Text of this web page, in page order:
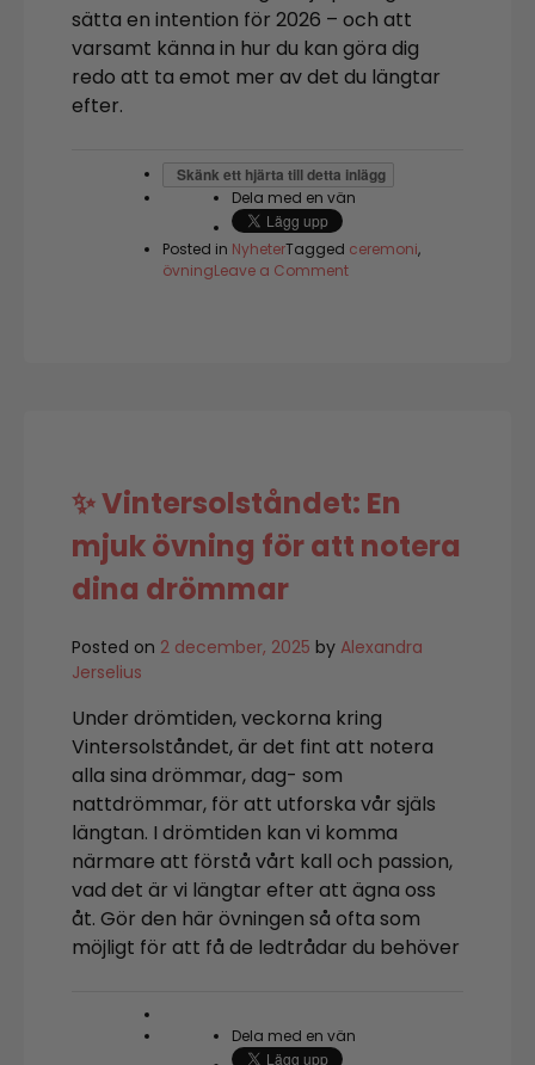
sätta en intention för 2026 – och att
varsamt känna in hur du kan göra dig
redo att ta emot mer av det du längtar
efter.
Skänk ett hjärta till detta inlägg
Dela med en vän
Posted in NyheterTagged ceremoni,
övningLeave a Commenton
✨ Vintersolståndet: En
mjuk övning för att notera
dina drömmar
Posted on 2 december, 2025 by Alexandra
Jerselius
Under drömtiden, veckorna kring
Vintersolståndet, är det fint att notera
alla sina drömmar, dag- som
nattdrömmar, för att utforska vår själs
längtan. I drömtiden kan vi komma
närmare att förstå vårt kall och passion,
vad det är vi längtar efter att ägna oss
åt. Gör den här övningen så ofta som
möjligt för att få de ledtrådar du behöver
Dela med en vän